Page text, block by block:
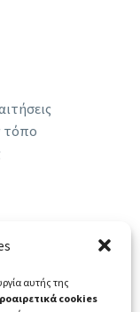
αυτής της
cookies
τόπο